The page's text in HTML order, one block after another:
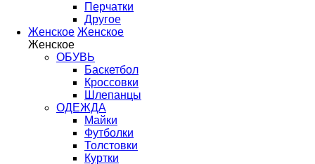
Перчатки
Другое
Женское Женское
Женское
ОБУВЬ
Баскетбол
Кроссовки
Шлепанцы
ОДЕЖДА
Майки
Футболки
Толстовки
Куртки